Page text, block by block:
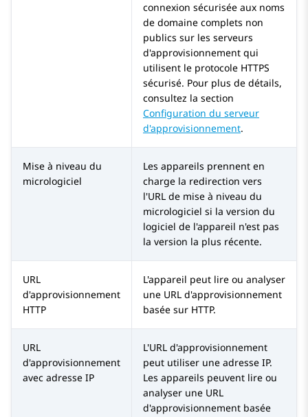
connexion sécurisée aux noms
de domaine complets non
publics sur les serveurs
d'approvisionnement qui
utilisent le protocole HTTPS
sécurisé. Pour plus de détails,
consultez la section
Configuration du serveur
d'approvisionnement.
Mise à niveau du
micrologiciel
Les appareils prennent en
charge la redirection vers
l'URL de mise à niveau du
micrologiciel si la version du
logiciel de l'appareil n'est pas
la version la plus récente.
URL
d'approvisionnement
HTTP
L'appareil peut lire ou analyser
une URL d'approvisionnement
basée sur HTTP.
URL
d'approvisionnement
avec adresse IP
L'URL d'approvisionnement
peut utiliser une adresse IP.
Les appareils peuvent lire ou
analyser une URL
d'approvisionnement basée